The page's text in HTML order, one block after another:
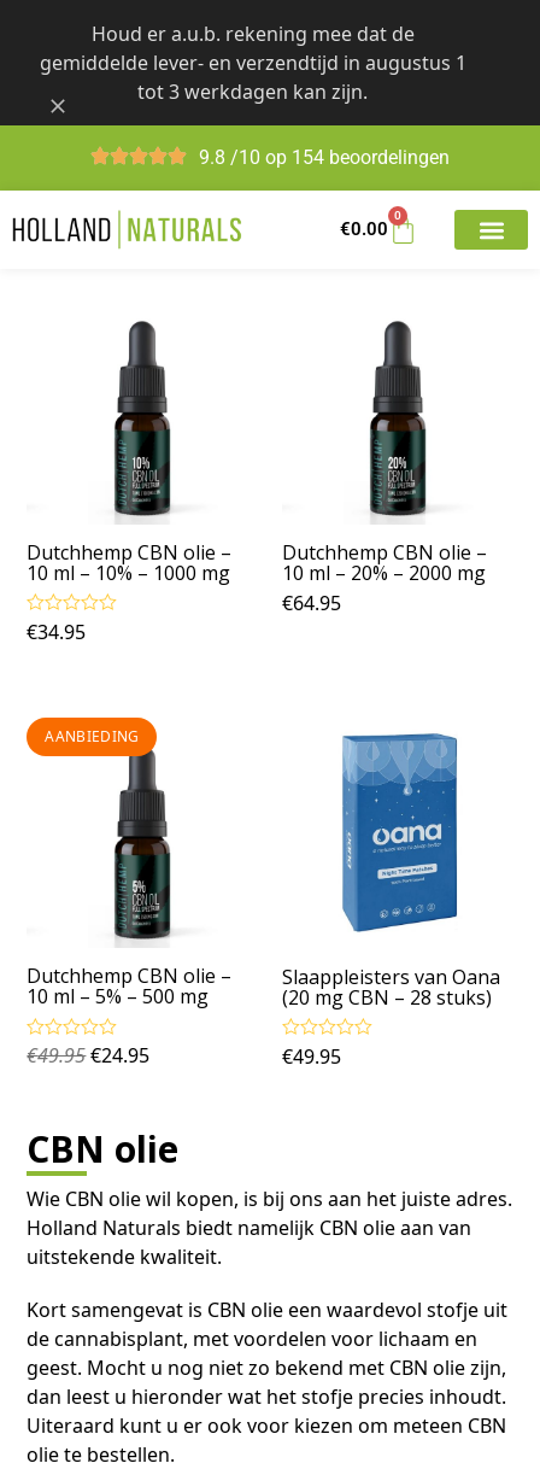
content
Houd er a.u.b. rekening mee dat de
gemiddelde lever- en verzendtijd in augustus 1
tot 3 werkdagen kan zijn.
9.8 /10 op 154 beoordelingen
€0.00
0
Dutchhemp CBN olie –
10 ml – 10% – 1000 mg
Gewaardeerd
4.83uit 5
€34.95
Dutchhemp CBN olie –
10 ml – 20% – 2000 mg
€64.95
AANBIEDING
Dutchhemp CBN olie –
10 ml – 5% – 500 mg
Gewaardeerd
4.60 uit 5
€49.95€24.95
Slaappleisters van Oana
(20 mg CBN – 28 stuks)
Gewaardeerd
4.67 uit 5
€49.95
CBN olie
Wie CBN olie wil kopen, is bij ons aan het juiste adres.
Holland Naturals biedt namelijk CBN olie aan van
uitstekende kwaliteit.
Kort samengevat is CBN olie een waardevol stofje uit
de cannabisplant, met voordelen voor lichaam en
geest. Mocht u nog niet zo bekend met CBN olie zijn,
dan leest u hieronder wat het stofje precies inhoudt.
Uiteraard kunt u er ook voor kiezen om meteen CBN
olie te bestellen.